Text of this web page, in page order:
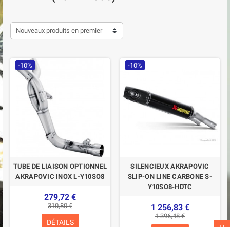
Nouveaux produits en premier
-10%
TUBE DE LIAISON OPTIONNEL
AKRAPOVIC INOX L-Y10SO8
279,72 €
310,80 €
DÉTAILS
-10%
SILENCIEUX AKRAPOVIC
SLIP-ON LINE CARBONE S-
Y10SO8-HDTC
1 256,83 €
1 396,48 €